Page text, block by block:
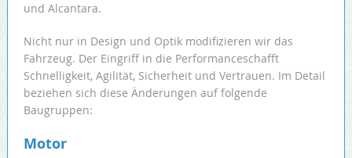
und Alcantara.
Nicht nur in Design und Optik modifizieren wir das
Fahrzeug. Der Eingriff in die Performanceschafft
Schnelligkeit, Agilität, Sicherheit und Vertrauen. Im Detail
beziehen sich diese Änderungen auf folgende
Baugruppen:
Motor